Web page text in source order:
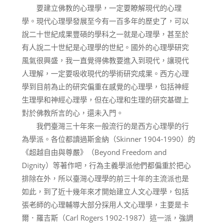
要建立佛教的心理學，一定要瞭解現代的心理
學。現代心理學發展至今有一百多年的歷史了，可以
說二十世紀成果豐碩的學科之一就是心理學，甚至於
有人說二十世紀是心理學的世紀。國外的心理學研究
風氣很興盛，我一直覺得佛教要進入到現代，讓現代
人理解，一定要吸收現代的學術研究成果。西方心理
學到目前為止的研究偏重在感覺的心理學，包括神經
生理學和神經心理學，但在心理和生理的研究基礎上
對於佛教所言的心，還未入門。
我們臺灣三十年來一般流行的是西方心理學的行
為學派。各位都讀過斯金納（Skinner 1904-1990）的
《超越自由與尊嚴》（Beyond Freedom and
Dignity）等著作吧，行為主義學派他們都偏重於把心
排除在外，所以臺灣心理學的前三十年的主流派也是
如此，到了近十幾年來才開始建立人文心理學，包括
張老師的心理輔導大部分採用人文心理學，主要是卡
爾．羅吉斯（Carl Rogers 1902-1987）這一派，強調